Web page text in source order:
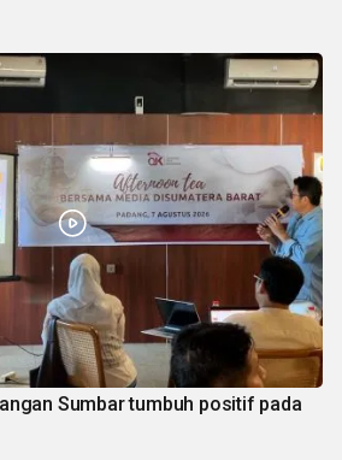
Sumbar tumbuh positif pada